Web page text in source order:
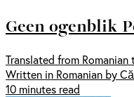
Geen ogenblik
Translated from
Written in Romanian by
10 minutes read